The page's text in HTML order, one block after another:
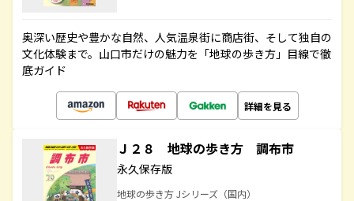
奥深い歴史や豊かな自然、人気温泉街に商店街、そして独自の
文化体験まで。山口市だけの魅力を「地球の歩き方」目線で徹
底ガイド
詳細を見る
Ｊ２８ 地球の歩き方 調布市
永久保存版
地球の歩き方 Jシリーズ（国内）